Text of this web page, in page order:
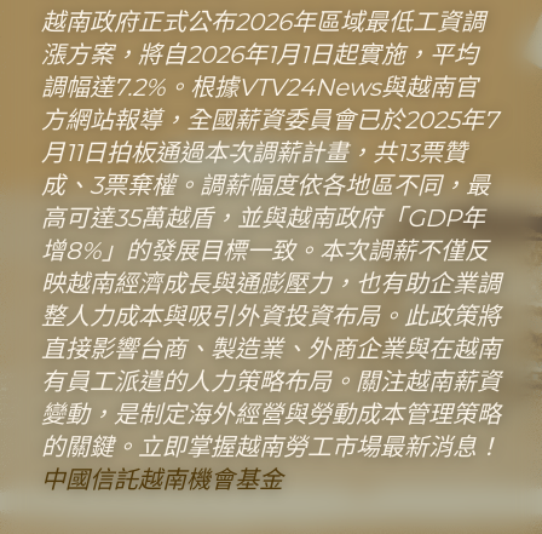
越南政府正式公布2026年區域最低工資調
漲方案，將自2026年1月1日起實施，平均
調幅達7.2%。根據VTV24News與越南官
方網站報導，全國薪資委員會已於2025年7
月11日拍板通過本次調薪計畫，共13票贊
成、3票棄權。調薪幅度依各地區不同，最
高可達35萬越盾，並與越南政府「GDP年
增8%」的發展目標一致。本次調薪不僅反
映越南經濟成長與通膨壓力，也有助企業調
整人力成本與吸引外資投資布局。此政策將
直接影響台商、製造業、外商企業與在越南
有員工派遣的人力策略布局。關注越南薪資
變動，是制定海外經營與勞動成本管理策略
的關鍵。立即掌握越南勞工市場最新消息！
中國信託越南機會基金